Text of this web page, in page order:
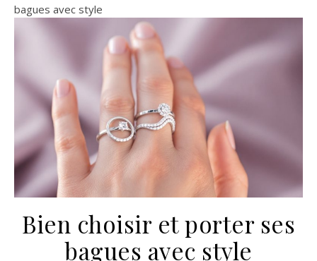
bagues avec style
Bien choisir et porter ses
bagues avec style